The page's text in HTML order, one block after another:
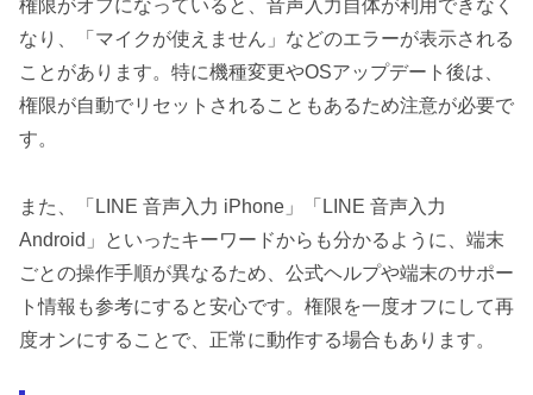
権限がオフになっていると、音声入力自体が利用できなく
なり、「マイクが使えません」などのエラーが表示される
ことがあります。特に機種変更やOSアップデート後は、
権限が自動でリセットされることもあるため注意が必要で
す。
また、「LINE 音声入力 iPhone」「LINE 音声入力
Android」といったキーワードからも分かるように、端末
ごとの操作手順が異なるため、公式ヘルプや端末のサポー
ト情報も参考にすると安心です。権限を一度オフにして再
度オンにすることで、正常に動作する場合もあります。